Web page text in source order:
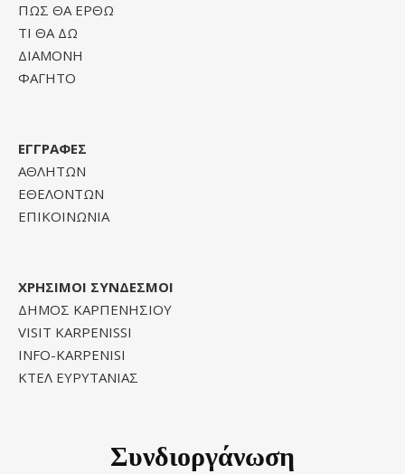
ΠΩΣ ΘΑ ΕΡΘΩ
ΤΙ ΘΑ ΔΩ
ΔΙΑΜΟΝΗ
ΦΑΓΗΤΟ
ΕΓΓΡΑΦΕΣ
ΑΘΛΗΤΩΝ
ΕΘΕΛΟΝΤΩΝ
ΕΠΙΚΟΙΝΩΝΙΑ
ΧΡΗΣΙΜΟΙ ΣΥΝΔΕΣΜΟΙ
ΔΗΜΟΣ ΚΑΡΠΕΝΗΣΙΟΥ
VISIT KARPENISSI
INFO-KARPENISI
ΚΤΕΛ ΕΥΡΥΤΑΝΙΑΣ
Συνδιοργάνωση